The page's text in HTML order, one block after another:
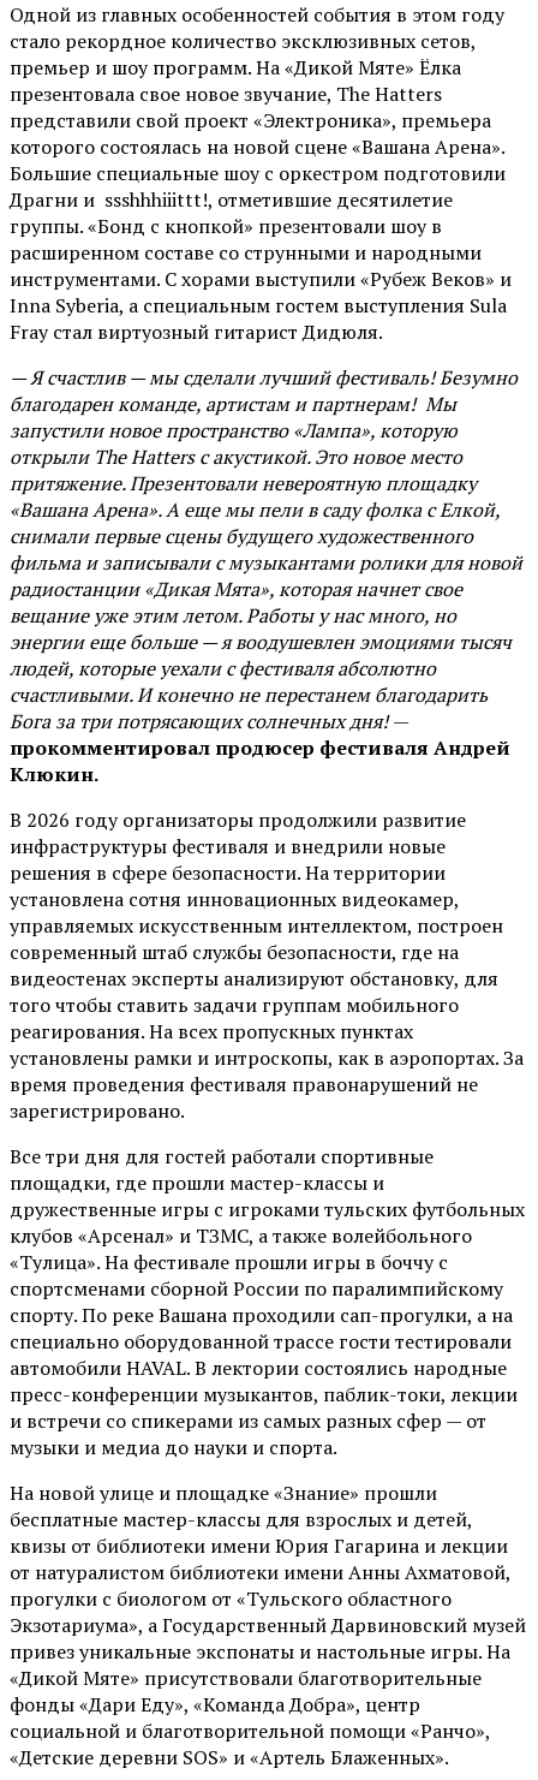
Одной из главных особенностей события в этом году
стало рекордное количество эксклюзивных сетов,
премьер и шоу программ. На «Дикой Мяте» Ёлка
презентовала свое новое звучание, The Hatters
представили свой проект «Электроника», премьера
которого состоялась на новой сцене «Вашана Арена».
Большие специальные шоу с оркестром подготовили
Драгни и ssshhhiiittt!, отметившие десятилетие
группы. «Бонд с кнопкой» презентовали шоу в
расширенном составе со струнными и народными
инструментами. С хорами выступили «Рубеж Веков» и
Inna Syberia, а специальным гостем выступления Sula
Fray стал виртуозный гитарист Дидюля.
— Я счастлив — мы сделали лучший фестиваль! Безумно
благодарен команде, артистам и партнерам! Мы
запустили новое пространство «Лампа», которую
открыли The Hatters с акустикой. Это новое место
притяжение. Презентовали невероятную площадку
«Вашана Арена». А еще мы пели в саду фолка с Елкой,
снимали первые сцены будущего художественного
фильма и записывали с музыкантами ролики для новой
радиостанции «Дикая Мята», которая начнет свое
вещание уже этим летом. Работы у нас много, но
энергии еще больше — я воодушевлен эмоциями тысяч
людей, которые уехали с фестиваля абсолютно
счастливыми. И конечно не перестанем благодарить
Бога за три потрясающих солнечных дня!—
прокомментировал продюсер фестиваля Андрей
Клюкин.
В 2026 году организаторы продолжили развитие
инфраструктуры фестиваля и внедрили новые
решения в сфере безопасности. На территории
установлена сотня инновационных видеокамер,
управляемых искусственным интеллектом, построен
современный штаб службы безопасности, где на
видеостенах эксперты анализируют обстановку, для
того чтобы ставить задачи группам мобильного
реагирования. На всех пропускных пунктах
установлены рамки и интроскопы, как в аэропортах. За
время проведения фестиваля правонарушений не
зарегистрировано.
Все три дня для гостей работали спортивные
площадки, где прошли мастер-классы и
дружественные игры с игроками тульских футбольных
клубов «Арсенал» и ТЗМС, а также волейбольного
«Тулица». На фестивале прошли игры в боччу с
спортсменами сборной России по паралимпийскому
спорту. По реке Вашана проходили сап-прогулки, а на
специально оборудованной трассе гости тестировали
автомобили HAVAL. В лектории состоялись народные
пресс-конференции музыкантов, паблик-токи, лекции
и встречи со спикерами из самых разных сфер — от
музыки и медиа до науки и спорта.
На новой улице и площадке «Знание» прошли
бесплатные мастер-классы для взрослых и детей,
квизы от библиотеки имени Юрия Гагарина и лекции
от натуралистом библиотеки имени Анны Ахматовой,
прогулки с биологом от «Тульского областного
Экзотариума», а Государственный Дарвиновский музей
привез уникальные экспонаты и настольные игры. На
«Дикой Мяте» присутствовали благотворительные
фонды «Дари Еду», «Команда Добра», центр
социальной и благотворительной помощи «Ранчо»,
«Детские деревни SOS» и «Артель Блаженных».